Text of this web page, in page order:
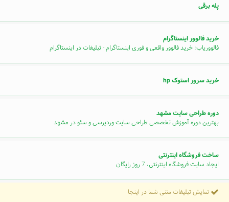
پله برقی
خرید فالوور اینستاگرام
فالووریاب: خرید فالوور واقعی و فوری اینستاگرام - تبلیغات در اینستاگرام
خرید سرور استوک hp
دوره طراحی سایت مشهد
بهترین دوره آموزش تخصصی طراحی سایت وردپرسی و سئو در مشهد
ساخت فروشگاه اینترنتی
ایجاد سایت فروشگاه اینترنتی، 7 روز رایگان
نمایش تبلیغات متنی شما در اینجا